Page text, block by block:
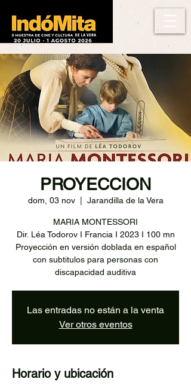
PROYECCION
dom, 03 nov
  |
Jarandilla de la Vera
MARIA MONTESSORI
Dir. Léa Todorov I Francia I 2023 I 100 mn
Proyección en versión doblada en español
con subtitulos para personas con
discapacidad auditiva
Las entradas no están a la venta
Ver otros eventos
Horario y ubicación